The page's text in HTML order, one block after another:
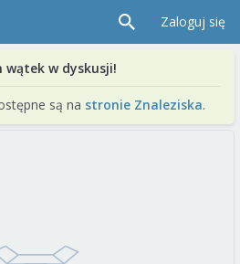
Zaloguj się
wątek w dyskusji!
są na stronie Znaleziska.